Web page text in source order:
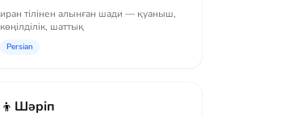
иран тілінен алынған шади — қуаныш,
көңілділік, шаттық
Persian
👦 Шәріп